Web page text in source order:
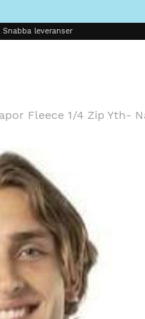
Snabba leveranser
Fleece 1/4 Zip Yth-